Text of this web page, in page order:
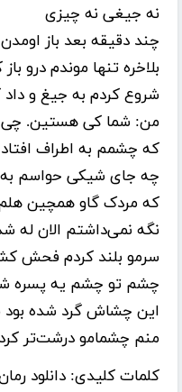
نه جیغی نه چیزی
چند دقیقه بعد باز
بلاخره تنها موندم درو
شروع کردم به جیغ و داد
من: شما کی هستین. چی
که چشمم به اطراف افتاد
چه جای شیکی حواسم به
که مردک گاو همچین
نگه نمی‌داشتم الان له
سرمو بلند کردم فحش
چشم تو چشم یه پسره
این چشاش گرد شده بود
منم چشمامو درشت‌تر
کلمات کلیدی: دانلود